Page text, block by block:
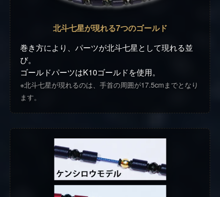
北斗七星が現れる7つのゴールド
巻き方により、パーツが北斗七星として現れる並
び。
ゴールドパーツはK10ゴールドを使用。
※北斗七星が現れるのは、手首の周囲が17.5cmまでとなり
ます。